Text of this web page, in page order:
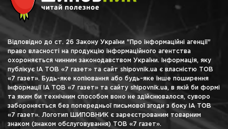
Відповідно до ст. 26 Закону України "Про інформаційні агенції"
право власності на продукцію інформаційного агентства
охороняється чинним законодавством України. Інформація, яку
публікує ІА ТОВ «7 газет» та сайт shipovnik.ua є власністю ТОВ
«7 газет». Будь-яке копіювання або будь-яке інше поширення
інформації ІА ТОВ «7 газет» та сайту shipovnik.ua, в якій би формі
та яким би технічним способом воно не здійснювалося, суворо
забороняється без попередньої письмової згоди з боку ІА ТОВ
«7 газет». Логотип ШИПОВНИК є зареєстрованим товарним
знаком (знаком обслуговування) ТОВ «7 газет».